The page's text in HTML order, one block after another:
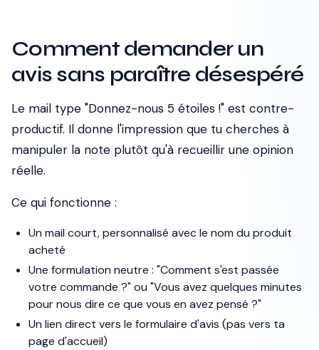
Comment demander un
avis sans paraître désespéré
Le mail type "Donnez-nous 5 étoiles !" est contre-
productif. Il donne l'impression que tu cherches à
manipuler la note plutôt qu'à recueillir une opinion
réelle.
Ce qui fonctionne :
Un mail court, personnalisé avec le nom du produit
acheté
Une formulation neutre : "Comment s'est passée
votre commande ?" ou "Vous avez quelques minutes
pour nous dire ce que vous en avez pensé ?"
Un lien direct vers le formulaire d'avis (pas vers ta
page d'accueil)